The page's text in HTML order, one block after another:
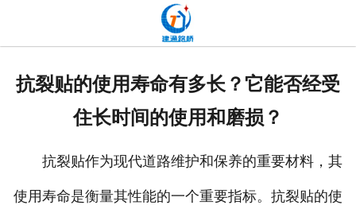
抗裂贴的使用寿命有多长？它能否经受
住长时间的使用和磨损？
抗裂贴作为现代道路维护和保养的重要材料，其
使用寿命是衡量其性能的一个重要指标。抗裂贴的使